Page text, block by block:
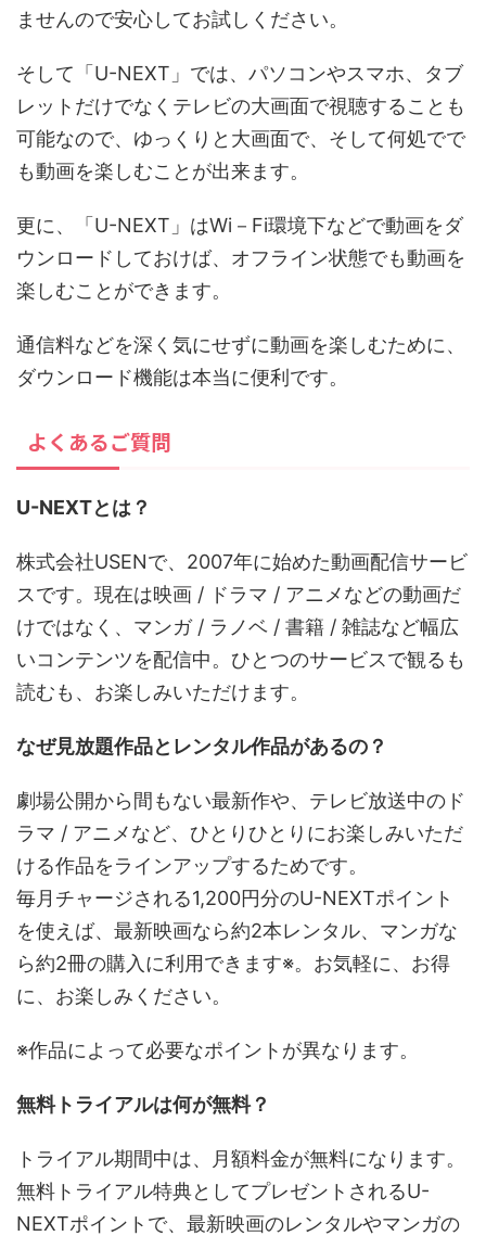
ませんので安心してお試しください。
そして「U-NEXT」では、パソコンやスマホ、タブ
レットだけでなくテレビの大画面で視聴することも
可能なので、ゆっくりと大画面で、そして何処でで
も動画を楽しむことが出来ます。
更に、「U-NEXT」はWi－Fi環境下などで動画をダ
ウンロードしておけば、オフライン状態でも動画を
楽しむことができます。
通信料などを深く気にせずに動画を楽しむために、
ダウンロード機能は本当に便利です。
よくあるご質問
U-NEXTとは？
株式会社USENで、2007年に始めた動画配信サービ
スです。現在は映画 / ドラマ / アニメなどの動画だ
けではなく、マンガ / ラノベ / 書籍 / 雑誌など幅広
いコンテンツを配信中。ひとつのサービスで観るも
読むも、お楽しみいただけます。
なぜ見放題作品とレンタル作品があるの？
劇場公開から間もない最新作や、テレビ放送中のド
ラマ / アニメなど、ひとりひとりにお楽しみいただ
ける作品をラインアップするためです。
毎月チャージされる1,200円分のU-NEXTポイント
を使えば、最新映画なら約2本レンタル、マンガな
ら約2冊の購入に利用できます※。お気軽に、お得
に、お楽しみください。
※作品によって必要なポイントが異なります。
無料トライアルは何が無料？
トライアル期間中は、月額料金が無料になります。
無料トライアル特典としてプレゼントされるU-
NEXTポイントで、最新映画のレンタルやマンガの